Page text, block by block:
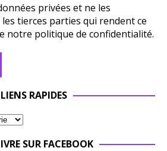
privées et ne les
les tierces parties qui rendent ce
notre politique de confidentialité.
LIENS RAPIDES
SUR FACEBOOK